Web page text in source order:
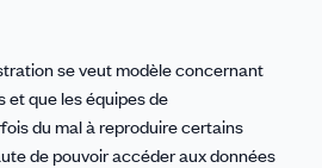
se veut modèle concernant
et que les équipes de
du mal à reproduire certains
de pouvoir accéder aux données